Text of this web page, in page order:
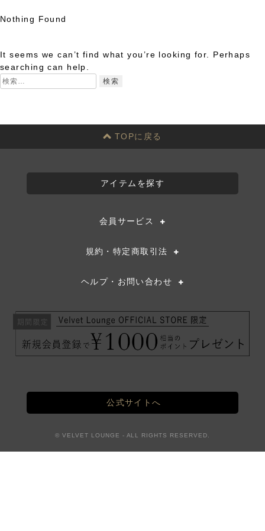
content
Nothing Found
It seems we can’t find what you’re looking for. Perhaps
searching can help.
検
索:
TOPに戻る
アイテムを探す
会員サービス
規約・特定商取引法
ヘルプ・お問い合わせ
公式サイトへ
© VELVET LOUNGE - ALL RIGHTS RESERVED.